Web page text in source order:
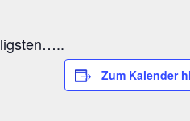
Zum Kalender